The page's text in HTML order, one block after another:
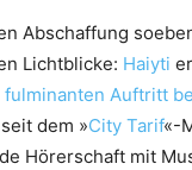
Abschaffung
Lichtblicke: Haiyti
fulminanten Auftritt
dem »City Tarif«-
Hörerschaft mit